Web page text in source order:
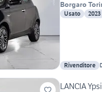
Borgaro
Usato 2023
Rivenditore
LANCIA